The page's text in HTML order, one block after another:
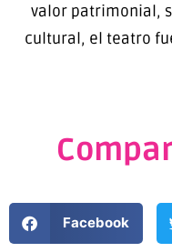
valor patrimonial,
cultural, el teatro
Facebook